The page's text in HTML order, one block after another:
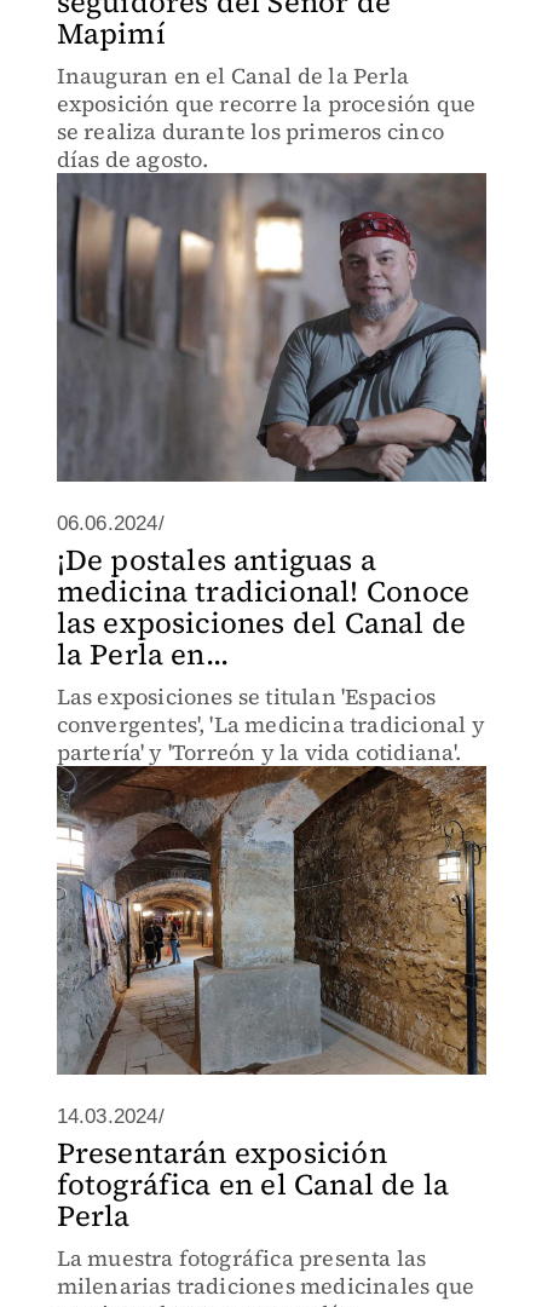
Mapimí
Inauguran en el Canal de la Perla
exposición que recorre la procesión que
se realiza durante los primeros cinco
días de agosto.
06.06.2024/
¡De postales antiguas a
medicina tradicional! Conoce
las exposiciones del Canal de
la Perla en...
Las exposiciones se titulan 'Espacios
convergentes', 'La medicina tradicional y
partería' y 'Torreón y la vida cotidiana'.
14.03.2024/
Presentarán exposición
fotográfica en el Canal de la
Perla
La muestra fotográfica presenta las
milenarias tradiciones medicinales que